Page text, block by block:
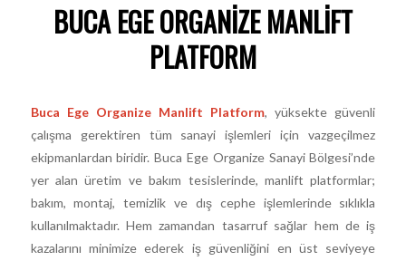
BUCA EGE ORGANIZE MANLIFT
PLATFORM
Buca Ege Organize Manlift Platform, yüksekte güvenli
çalışma gerektiren tüm sanayi işlemleri için vazgeçilmez
ekipmanlardan biridir. Buca Ege Organize Sanayi Bölgesi’nde
yer alan üretim ve bakım tesislerinde, manlift platformlar;
bakım, montaj, temizlik ve dış cephe işlemlerinde sıklıkla
kullanılmaktadır. Hem zamandan tasarruf sağlar hem de iş
kazalarını minimize ederek iş güvenliğini en üst seviyeye